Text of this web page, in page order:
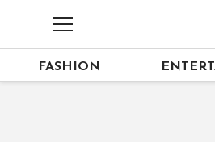
FASHION